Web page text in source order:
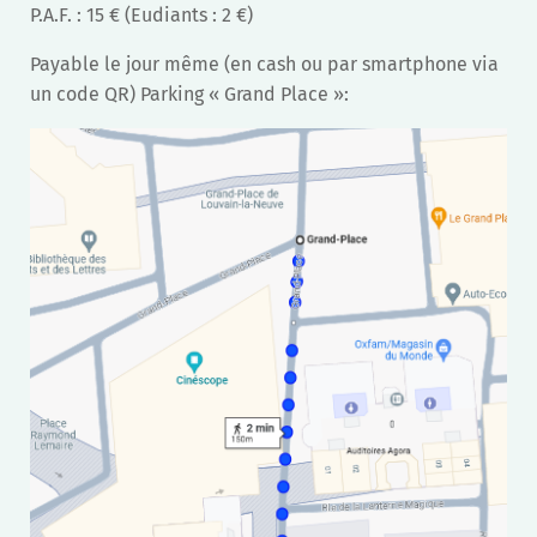
P.A.F. : 15 € (Eudiants : 2 €)
Payable le jour même (en cash ou par smartphone via
un code QR) Parking « Grand Place »: